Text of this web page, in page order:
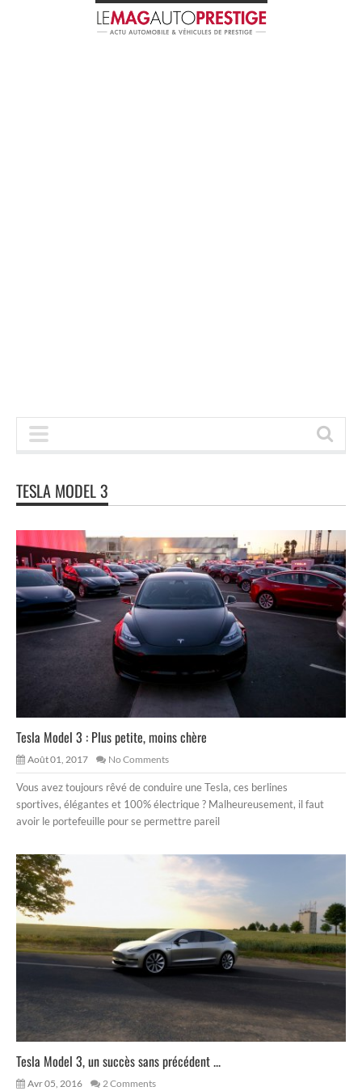
TESLA MODEL 3
Tesla Model 3 : Plus petite, moins chère
Août 01, 2017 No Comments
Vous avez toujours rêvé de conduire une Tesla, ces berlines
sportives, élégantes et 100% électrique ? Malheureusement, il faut
avoir le portefeuille pour se permettre pareil
Tesla Model 3, un succès sans précédent ...
Avr 05, 2016 2 Comments